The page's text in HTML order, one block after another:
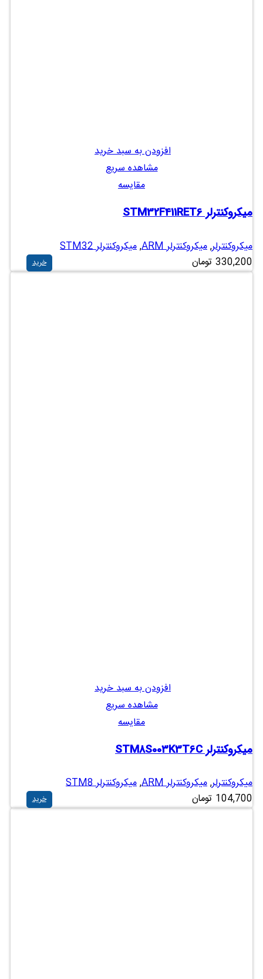
افزودن به سبد خرید
مشاهده سریع
مقایسه
میکروکنترلر STM32F411RET6
میکروکنترلر,میکروکنترلر ARM ,میکروکنترلر STM32
330,200 تومان خرید
افزودن به سبد خرید
مشاهده سریع
مقایسه
میکروکنترلر STM8S003K3T6C
میکروکنترلر,میکروکنترلر ARM ,میکروکنترلر STM8
104,700 تومان خرید